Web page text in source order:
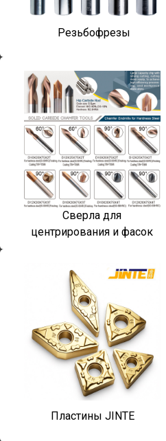
Резьбофрезы
Сверла для
центрирования и фасок
Пластины JINTE